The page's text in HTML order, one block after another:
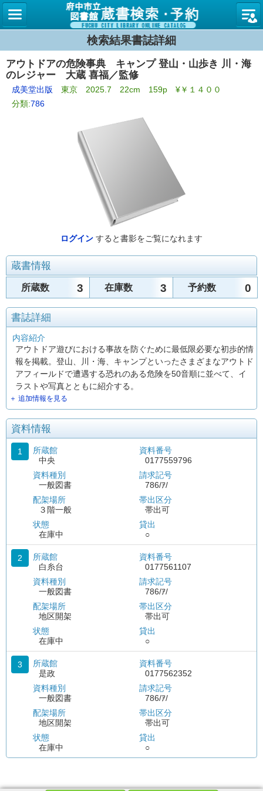
図書館
検索結果書誌詳細
アウトドアの危険事典 キャンプ 登山・山歩き 川・海
のレジャー 大蔵 喜福／監修
成美堂出版 東京 2025.7 22cm 159p ¥￥１４００
分類:786
ログイン すると書影をご覧になれます
蔵書情報
所蔵数 3 在庫数 3 予約数 0
書誌詳細
内容紹介
アウトドア遊びにおける事故を防ぐために最低限必要な初歩的情
報を掲載。登山、川・海、キャンプといったさまざまなアウトド
アフィールドで遭遇する恐れのある危険を50音順に並べて、イ
ラストや写真とともに紹介する。
＋ 追加情報を見る
資料情報
1
所蔵館
中央
資料種別
一般図書
配架場所
３階一般
状態
在庫中
資料番号
0177559796
請求記号
786/ｱ/
帯出区分
帯出可
貸出
○
2
所蔵館
白糸台
資料種別
一般図書
配架場所
地区開架
状態
在庫中
資料番号
0177561107
請求記号
786/ｱ/
帯出区分
帯出可
貸出
○
3
所蔵館
是政
資料種別
一般図書
配架場所
地区開架
状態
在庫中
資料番号
0177562352
請求記号
786/ｱ/
帯出区分
帯出可
貸出
○